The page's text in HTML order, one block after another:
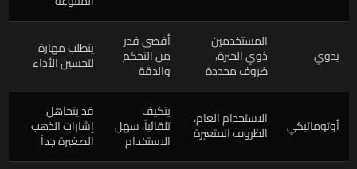
يدوي
المستخدمين
ذوي الخبرة،
ظروف محددة
أقصى قدر
من التحكم
والدقة
يتطلب مهارة
لتحسين الأداء
أوتوماتيكي الاستخدام العام،
الظروف المتغيرة
يتكيف
تلقائياً، سهل
الاستخدام
قد يتجاهل
إشارات الذهب
الصغيرة جداً